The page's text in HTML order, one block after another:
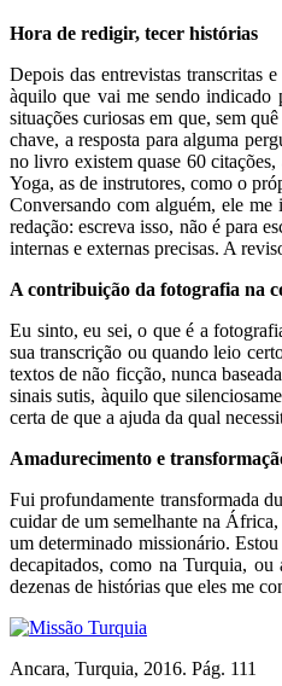
Hora de redigir, tecer histórias
Depois das entrevistas transcritas
àquilo que vai me sendo indicado
situações curiosas em que, sem
chave, a resposta para alguma
no livro existem quase 60
Yoga, as de instrutores, como o
Conversando com alguém, ele
redação: escreva isso, não é para
internas e externas precisas. A
A contribuição da fotografia na
Eu sinto, eu sei, o que é a
sua transcrição ou quando leio
textos de não ficção, nunca
sinais sutis, àquilo que
certa de que a ajuda da qual
Amadurecimento e
Fui profundamente transformada
cuidar de um semelhante na
um determinado missionário.
decapitados, como na Turquia,
dezenas de histórias que eles me
Ancara, Turquia, 2016. Pág. 111